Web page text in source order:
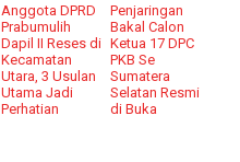
Anggota DPRD
Prabumulih
Dapil II Reses di
Kecamatan
Utara, 3 Usulan
Utama Jadi
Perhatian
Penjaringan
Bakal Calon
Ketua 17 DPC
PKB Se
Sumatera
Selatan Resmi
di Buka